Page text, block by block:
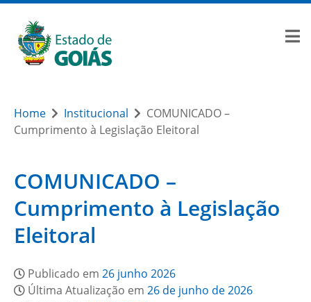
Home Institucional
COMUNICADO –
Cumprimento à Legislação Eleitoral
COMUNICADO –
Cumprimento à Legislação
Eleitoral
Publicado em 26 junho 2026
Última Atualização em 26 de junho de 2026